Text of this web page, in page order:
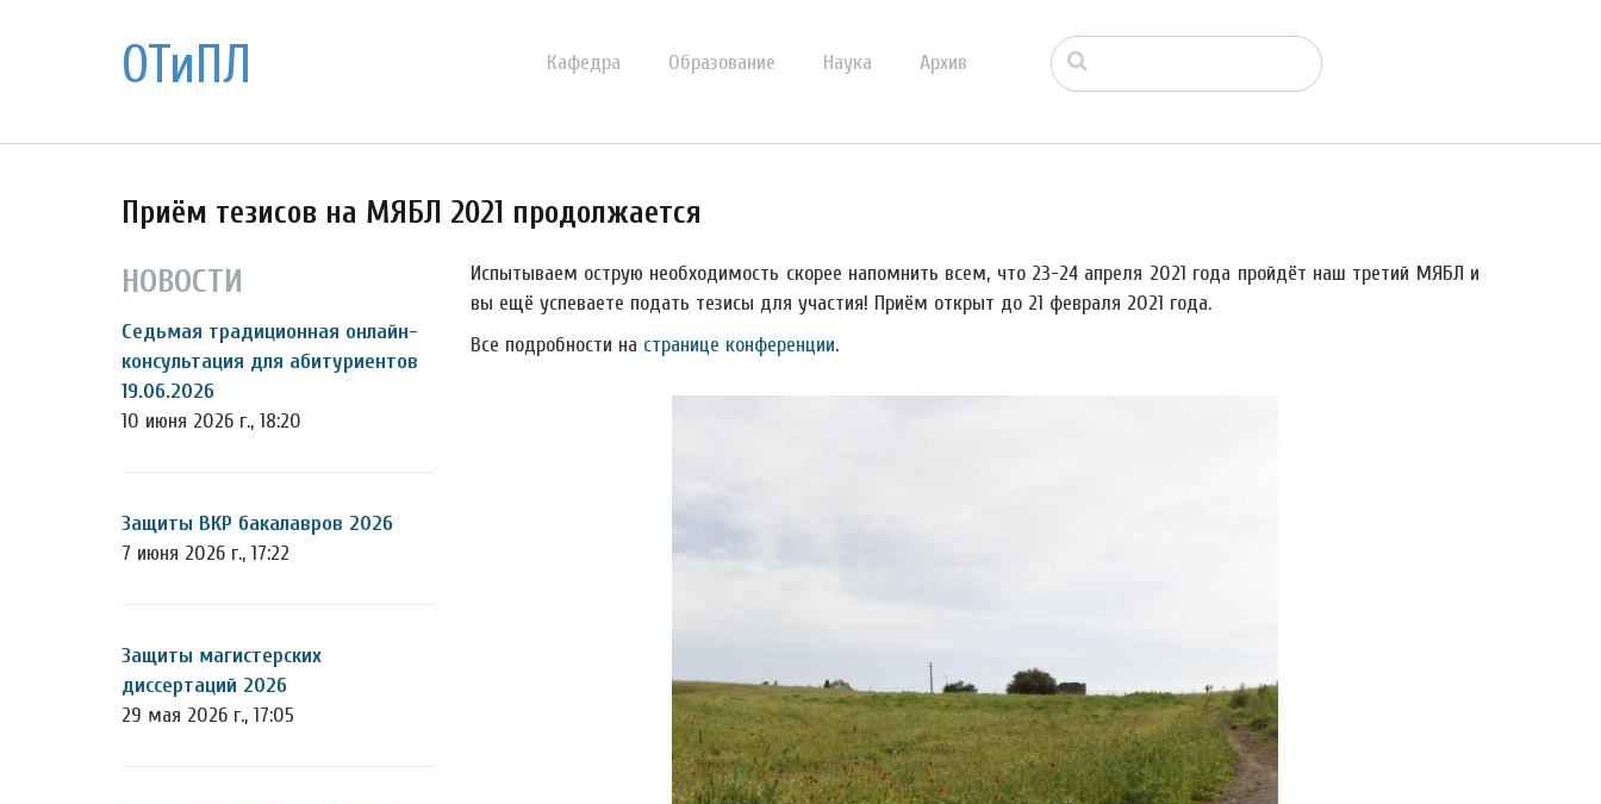
ОТиПЛ Кафедра Образование Наука Архив
Приём тезисов на МЯБЛ 2021 продолжается
НОВОСТИ
Седьмая традиционная онлайн-
консультация для абитуриентов
19.06.2026
10 июня 2026 г., 18:20
Защиты ВКР бакалавров 2026
7 июня 2026 г., 17:22
Защиты магистерских
диссертаций 2026
29 мая 2026 г., 17:05
Испытываем острую необходимость скорее напомнить всем, что 23-24 апреля 2021 года пройдёт наш третий МЯБЛ и
вы ещё успеваете подать тезисы для участия! Приём открыт до 21 февраля 2021 года.
Все подробности на странице конференции.